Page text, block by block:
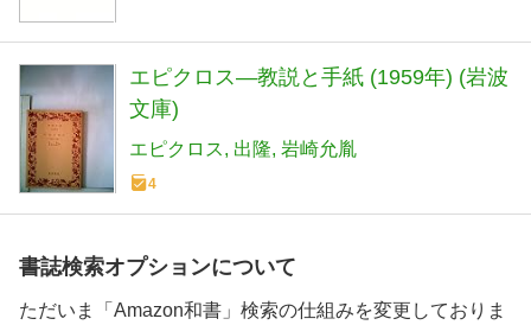
エピクロス―教説と手紙 (1959年) (岩波
文庫)
エピクロス 出隆 岩崎允胤
4
書誌検索オプションについて
ただいま「Amazon和書」検索の仕組みを変更しておりま